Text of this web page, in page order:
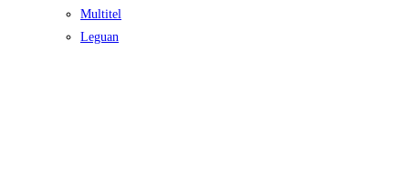
Multitel
Leguan